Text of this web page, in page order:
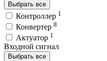
Выбрать все
Контроллер 1
Конвертер 8
Актуатор 1
Входной сигнал
Выбрать все